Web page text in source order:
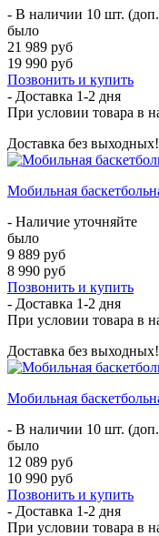
- В наличии 10 шт.
было
21 989 руб
19 990 руб
Позвонить и купить
- Доставка 1-2 дня
При условии товара в
Доставка без выходных!
Мобильная
- Наличие уточняйте
было
9 889 руб
8 990 руб
Позвонить и купить
- Доставка 1-2 дня
При условии товара в
Доставка без выходных!
Мобильная
- В наличии 10 шт.
было
12 089 руб
10 990 руб
Позвонить и купить
- Доставка 1-2 дня
При условии товара в